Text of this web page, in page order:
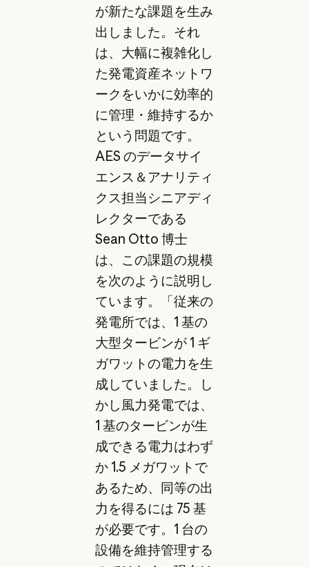
が新たな課題を生み
出しました。それ
は、大幅に複雑化し
た発電資産ネットワ
ークをいかに効率的
に管理・維持するか
という問題です。
AES のデータサイ
エンス＆アナリティ
クス担当シニアディ
レクターである
Sean Otto 博士
は、この課題の規模
を次のように説明し
ています。「従来の
発電所では、1 基の
大型タービンが 1 ギ
ガワットの電力を生
成していました。し
かし風力発電では、
1 基のタービンが生
成できる電力はわず
か 1.5 メガワットで
あるため、同等の出
力を得るには 75 基
が必要です。1 台の
設備を維持管理する